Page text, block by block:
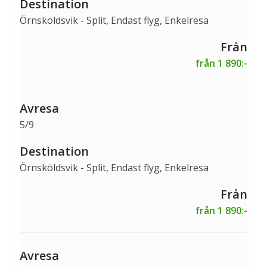
Örnsköldsvik - Split, Endast flyg, Enkelresa
från 1 890:-
5/9
Örnsköldsvik - Split, Endast flyg, Enkelresa
från 1 890:-